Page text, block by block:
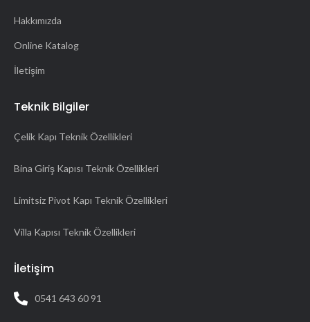
Hakkımızda
Online Katalog
İletişim
Teknik Bilgiler
Çelik Kapı Teknik Özellikleri
Bina Giriş Kapısı Teknik Özellikleri
Limitsiz Pivot Kapı Teknik Özellikleri
Villa Kapısı Teknik Özellikleri
İletişim
0541 643 60 91